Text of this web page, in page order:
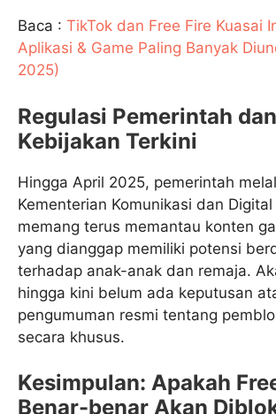
Baca : TikTok dan Free Fire Kuasai
Aplikasi & Game Paling Banyak
2025)
Regulasi Pemerintah dan
Kebijakan Terkini
Hingga April 2025, pemerintah
Kementerian Komunikasi dan Digital
memang terus memantau konten
yang dianggap memiliki potensi
terhadap anak-anak dan remaja.
hingga kini belum ada keputusan
pengumuman resmi tentang
secara khusus.
Kesimpulan: Apakah
Benar-benar Akan